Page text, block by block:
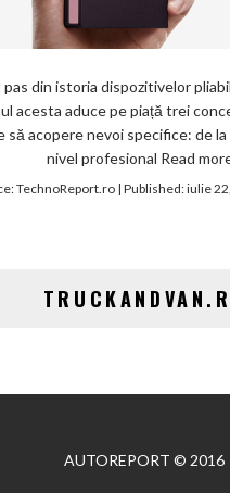
din istoria dispozitivelor
acesta aduce pe piață trei
să acopere nevoi specifice: de
nivel profesional Read
TechnoReport.ro| Published:iulie
AUTOREPORT © 2016